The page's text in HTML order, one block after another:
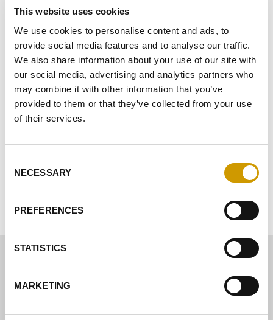
This website uses cookies
We use cookies to personalise content and ads, to
provide social media features and to analyse our traffic.
We also share information about your use of our site with
our social media, advertising and analytics partners who
may combine it with other information that you’ve
provided to them or that they’ve collected from your use
of their services.
Selection
NECESSARY
PREFERENCES
STATISTICS
MARKETING